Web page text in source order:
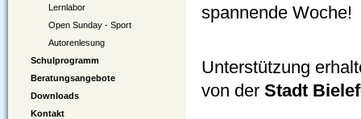
Lernlabor
Open Sunday - Sport
Autorenlesung
Schulprogramm
Beratungsangebote
Downloads
Kontakt
spannende Woche!
Unterstützung
von der Stadt